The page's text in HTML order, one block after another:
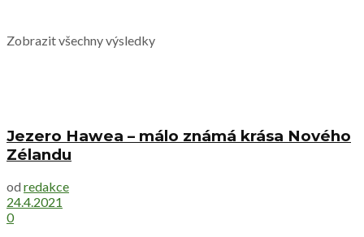
Zobrazit všechny výsledky
Jezero Hawea – málo známá krása Nového
Zélandu
od redakce
24.4.2021
0